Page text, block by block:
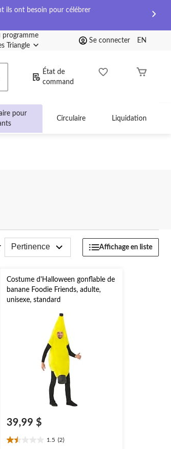
ils ont besoin pour célébrer
programme
Triangle
Se connecter EN
État de
command
pour
Circulaire Liquidation
Pertinence Affichage en liste
Costume d'Halloween gonflable de
banane Foodie Friends, adulte,
unisexe, standard
39,99 $
1.5 (2)
1.5